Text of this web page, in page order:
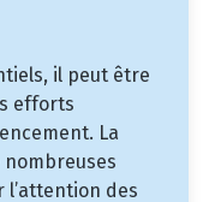
il peut être
efforts
La
des